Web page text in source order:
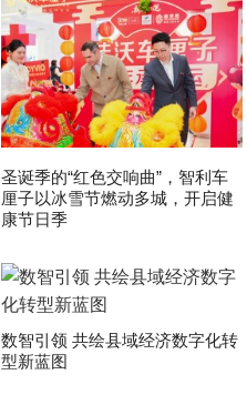
圣诞季的“红色交响曲”，智利车
厘子以冰雪节燃动多城，开启健
康节日季
数智引领 共绘县域经济数字化转
型新蓝图